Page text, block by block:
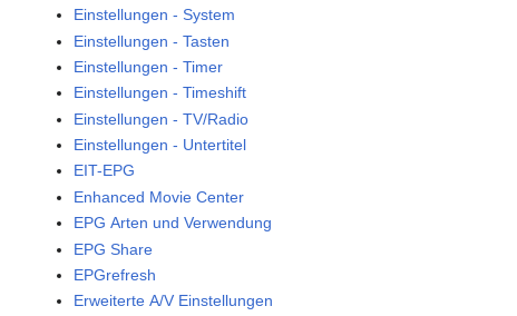
Einstellungen - System
Einstellungen - Tasten
Einstellungen - Timer
Einstellungen - Timeshift
Einstellungen - TV/Radio
Einstellungen - Untertitel
EIT-EPG
Enhanced Movie Center
EPG Arten und Verwendung
EPG Share
EPGrefresh
Erweiterte A/V Einstellungen